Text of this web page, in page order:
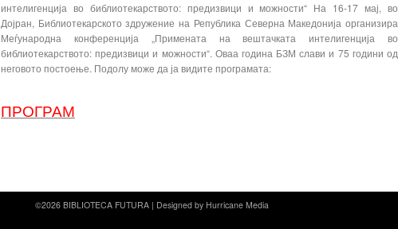
интелигенција во библиотекарството: предизвици и можности“ На 16-17 мај, во
Дојран, Библиотекарското здружение на Република Северна Македонија организира
Меѓународна конференција „Примената на вештачката интелигенција во
библиотекарството: предизвици и можности“. Оваа година БЗМ слави и 75 години од
неговото постоење. Подолу може да ја видите програмата:
ПРОГРАМ
©2026 BIBLIOTECA FUTURA | Designed by Hurricane Media